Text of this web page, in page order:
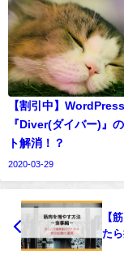
【割引中】
『Diver(ダイバー)』
ト解消！？
2020-03-29
【
たら